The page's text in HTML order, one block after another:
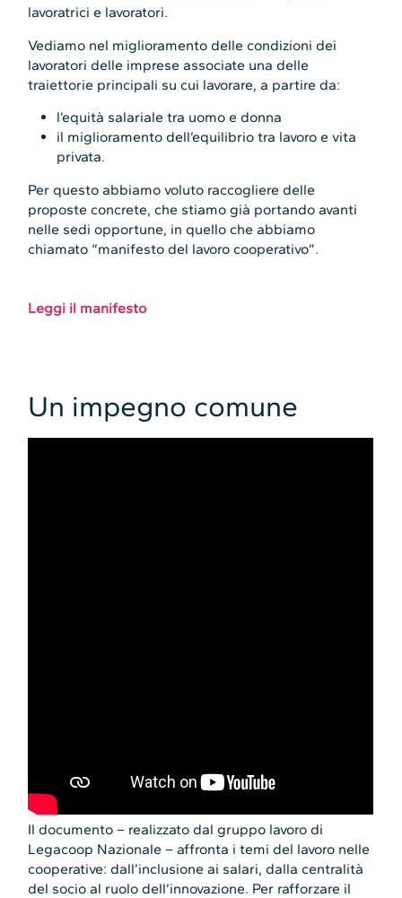
lavoratrici e lavoratori.
Vediamo nel miglioramento delle condizioni dei
lavoratori delle imprese associate una delle
traiettorie principali su cui lavorare, a partire da:
l’equità salariale tra uomo e donna
il miglioramento dell’equilibrio tra lavoro e vita
privata.
Per questo abbiamo voluto raccogliere delle
proposte concrete, che stiamo già portando avanti
nelle sedi opportune, in quello che abbiamo
chiamato “manifesto del lavoro cooperativo”.
Leggi il manifesto
Un impegno comune
Il documento – realizzato dal gruppo lavoro di
Legacoop Nazionale – affronta i temi del lavoro nelle
cooperative: dall’inclusione ai salari, dalla centralità
del socio al ruolo dell’innovazione. Per rafforzare il